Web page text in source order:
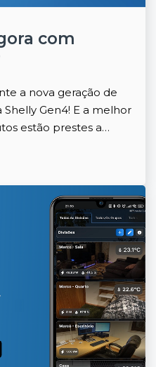
com
a nova geração de
Gen4! E a melhor
estão prestes a…